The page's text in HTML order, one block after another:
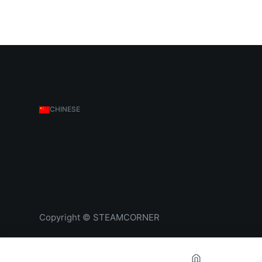
CHINESE
Copyright © STEAMCORNER